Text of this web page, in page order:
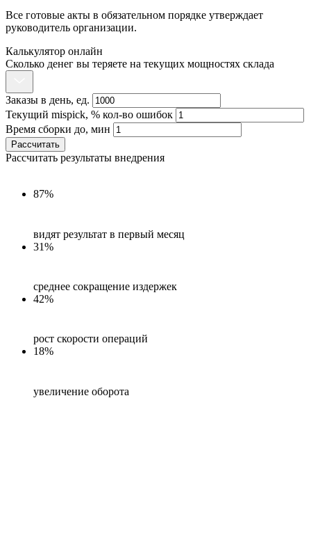
Все готовые акты в обязательном порядке утверждает
руководитель организации.
Калькулятор онлайн
Сколько денег вы теряете на текущих мощностях склада
Заказы в день, ед.
Текущий mispick, % кол-во ошибок
Время сборки до, мин
Рассчитать
Рассчитать результаты внедрения
87%
видят результат в первый месяц
31%
среднее сокращение издержек
42%
рост скорости операций
18%
увеличение оборота